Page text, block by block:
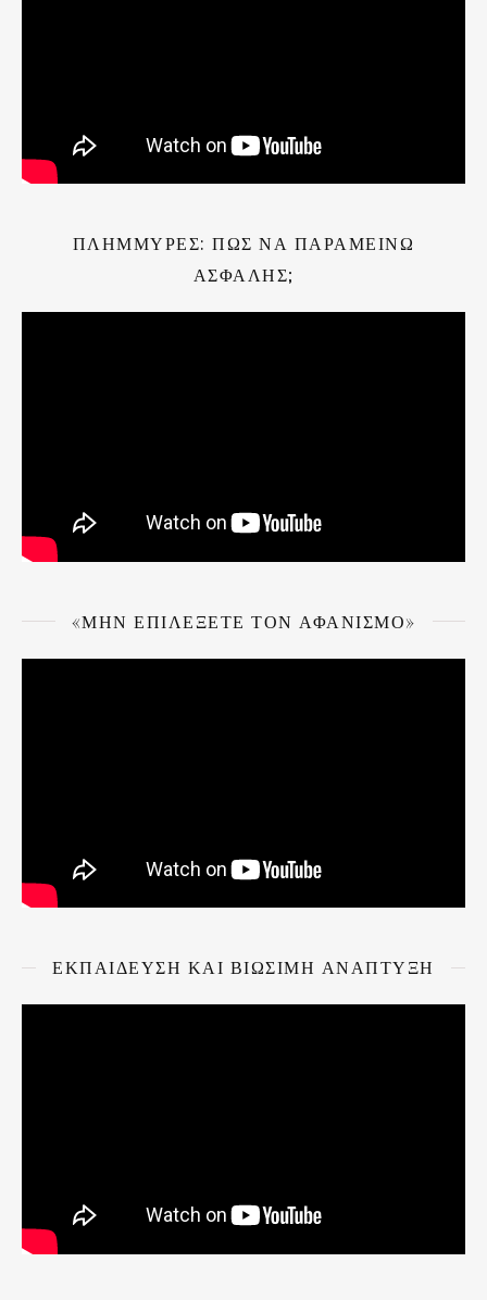
ΠΛΗΜΜΎΡΕΣ: ΠΏΣ ΝΑ ΠΑΡΑΜΕΊΝΩ
ΑΣΦΑΛΉΣ;
«ΜΗΝ ΕΠΙΛΈΞΕΤΕ ΤΟΝ ΑΦΑΝΙΣΜΌ»
ΕΚΠΑΙΔΕΥΣΗ ΚΑΙ ΒΙΩΣΙΜΗ ΑΝΑΠΤΥΞΗ